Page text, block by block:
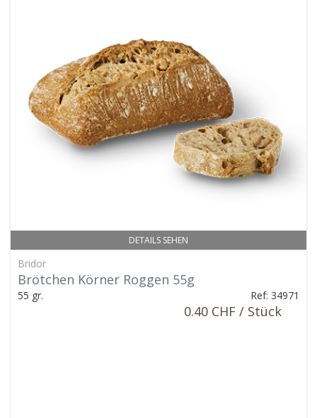
DETAILS SEHEN
Bridor
Brötchen Körner Roggen 55g
55 gr. Ref: 34971
0.40 CHF / Stück